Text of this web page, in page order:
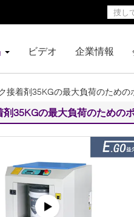
ビデオ 企業情報
接着剤35KGの最大負荷のため
剤35KGの最大負荷のための